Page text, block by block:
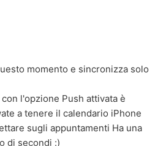
momento e sincronizza solo
l'opzione Push attivata è
a tenere il calendario iPhone
sugli appuntamenti Ha una
di secondi :)